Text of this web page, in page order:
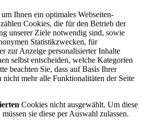
Ihnen ein optimales Webseiten-
Cookies, die für den Betrieb der
unserer Ziele notwendig sind, sowie
Statistikzwecken, für
zur Anzeige personalisierter Inhalte
selbst entscheiden, welche Kategorien
beachten Sie, dass auf Basis Ihrer
mehr alle Funktionalitäten der Seite
Cookies nicht ausgewählt. Um diese
sie diese per Auswahl zulassen.